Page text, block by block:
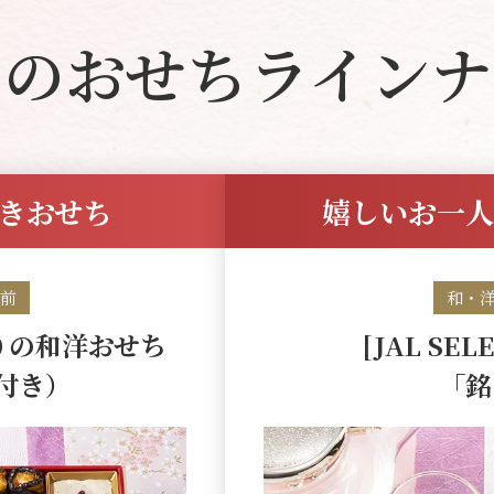
おせちライン
おせち
和洋おせち
）
嬉しいお一
和・
[JAL
「